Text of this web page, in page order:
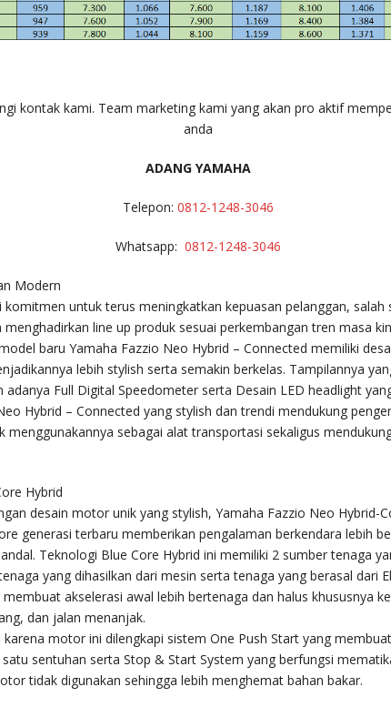
kontak kami. Team marketing kami yang akan pro aktif
anda
ADANG YAMAHA
Telepon: 0812-1248-3046
Whatsapp: 0812-1248-3046
Modern
komitmen untuk terus meningkatkan kepuasan pelanggan, salah
line up produk sesuai perkembangan tren masa
baru Yamaha Fazzio Neo Hybrid – Connected memiliki
lebih stylish serta semakin berkelas. Tampilannya
adanya Full Digital Speedometer serta Desain LED headlight
Hybrid – Connected yang stylish dan trendi mendukung
menggunakannya sebagai alat transportasi sekaligus
Hybrid
desain motor unik yang stylish, Yamaha Fazzio Neo Hybrid-
generasi terbaru memberikan pengalaman berkendara lebih
Teknologi Blue Core Hybrid ini memiliki 2 sumber tenaga
yang dihasilkan dari mesin serta tenaga yang berasal dari
akselerasi awal lebih bertenaga dan halus khususnya
dan jalan menanjak.
karena motor ini dilengkapi sistem One Push Start yang
sentuhan serta Stop & Start System yang berfungsi
tidak digunakan sehingga lebih menghemat bahan bakar.